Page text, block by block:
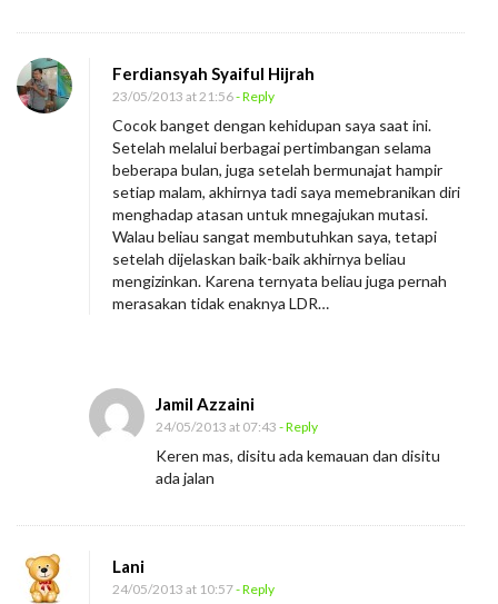
Ferdiansyah Syaiful Hijrah
23/05/2013 at 21:56- Reply
Cocok banget dengan kehidupan saya saat ini.
Setelah melalui berbagai pertimbangan selama
beberapa bulan, juga setelah bermunajat hampir
setiap malam, akhirnya tadi saya memebranikan diri
menghadap atasan untuk mnegajukan mutasi.
Walau beliau sangat membutuhkan saya, tetapi
setelah dijelaskan baik-baik akhirnya beliau
mengizinkan. Karena ternyata beliau juga pernah
merasakan tidak enaknya LDR…
Jamil Azzaini
24/05/2013 at 07:43 - Reply
Keren mas, disitu ada kemauan dan disitu
ada jalan
Lani
24/05/2013 at 10:57- Reply